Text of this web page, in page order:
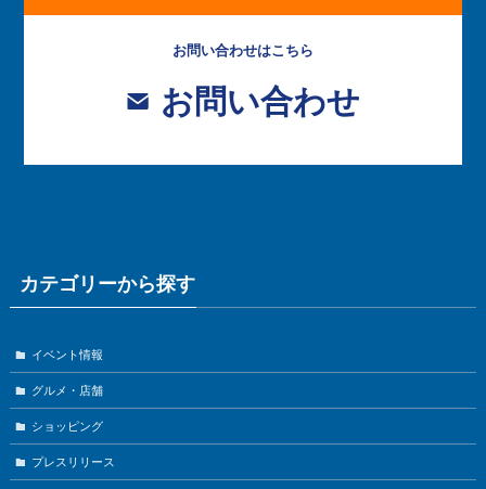
お問い合わせはこちら
お問い合わせ
カテゴリーから探す
イベント情報
グルメ・店舗
ショッピング
プレスリリース